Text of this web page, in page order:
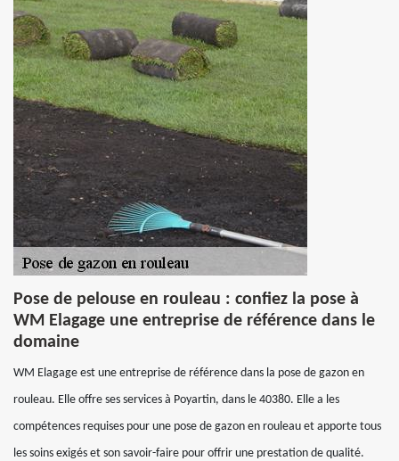
Pose de pelouse en rouleau : confiez la pose à
WM Elagage une entreprise de référence dans le
domaine
WM Elagage est une entreprise de référence dans la pose de gazon en
rouleau. Elle offre ses services à Poyartin, dans le 40380. Elle a les
compétences requises pour une pose de gazon en rouleau et apporte tous
les soins exigés et son savoir-faire pour offrir une prestation de qualité.